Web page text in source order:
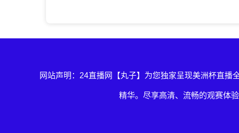
网站声明：24直播网【丸子】为您独家呈现美洲杯直
精华。尽享高清、流畅的观赛体